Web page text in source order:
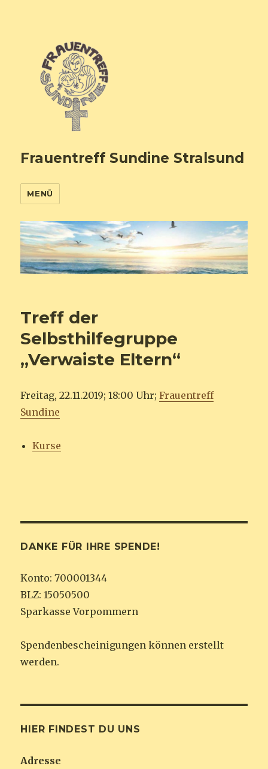
Frauentreff Sundine Stralsund
MENÜ
Treff der
Selbsthilfegruppe
„Verwaiste Eltern“
Freitag, 22.11.2019; 18:00 Uhr;Frauentreff
Sundine
Kurse
DANKE FÜR IHRE SPENDE!
Konto: 700001344
BLZ: 15050500
Sparkasse Vorpommern
Spendenbescheinigungen können erstellt
werden.
HIER FINDEST DU UNS
Adresse